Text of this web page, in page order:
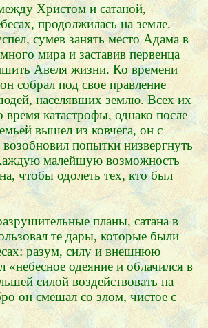
Христом и сатаной,
продолжилась на земле.
сумев занять место Адама в
мира и заставив первенца
Авеля жизни. Ко времени
собрал под свое правление
населявших землю. Всех их
время катастрофы, однако после
вышел из ковчега, он с
попытки низвергнуть
малейшую возможность
чтобы одолеть тех, кто был
планы, сатана в
те дары, которые были
разум, силу и внешнюю
«небесное одеяние и облачился в
силой воздействовать на
он смешал со злом, чистое с